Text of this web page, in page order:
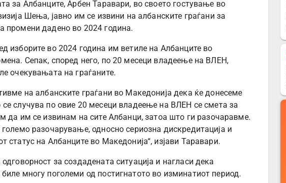
за Албанците, Арбен Таравари, во своето гостување во
Шења, јавно им се извини на албанските граѓани за
промени дадено во 2024 година.
изборите во 2024 година им ветиле на Албанците во
Сепак, според него, по 20 месеци владеење на ВЛЕН,
очекувањата на граѓаните.
на албанските граѓани во Македонија дека ќе донесеме
случува по овие 20 месеци владеење на ВЛЕН се смета за
да им се извинам на сите Албанци, затоа што ги разочаравме.
разочарување, односно сериозна дискредитација и
статус на Албанците во Македонија“, изјави Таравари.
за создадената ситуација и нагласи дека
многу поголеми од постигнатото во изминатиот период.